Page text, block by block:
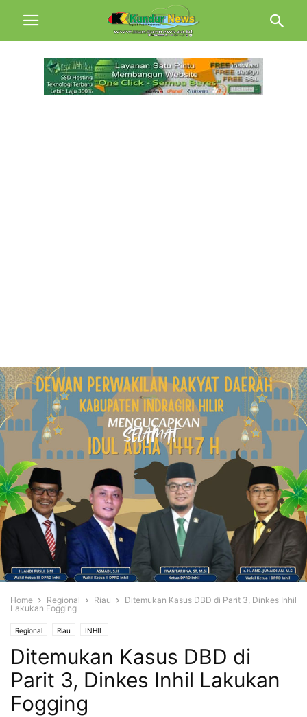
Home Regional Riau
Ditemukan Kasus DBD di Parit 3, Dinkes Inhil
Lakukan Fogging
Regional Riau INHIL
Ditemukan Kasus DBD di
Parit 3, Dinkes Inhil Lakukan
Fogging